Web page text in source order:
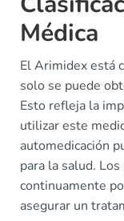
Médica
El Arimidex está
solo se puede
Esto refleja la
utilizar este
automedicación
para la salud.
continuamente
asegurar un